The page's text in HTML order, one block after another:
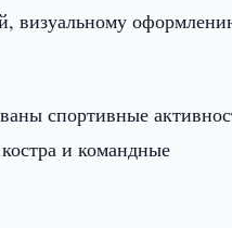
визуальному
спортивные
и командные